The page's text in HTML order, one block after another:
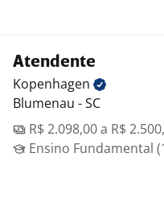
Atendente
Kopenhagen
Blumenau - SC
R$ 2.098,00 a R$
Ensino Fundamental